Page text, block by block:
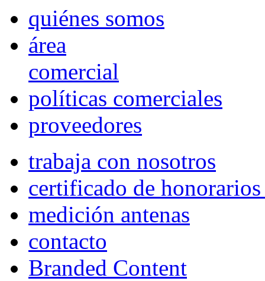
quiénes somos
área
comercial
políticas comerciales
proveedores
trabaja con nosotros
certificado de
medición antenas
contacto
Branded Content